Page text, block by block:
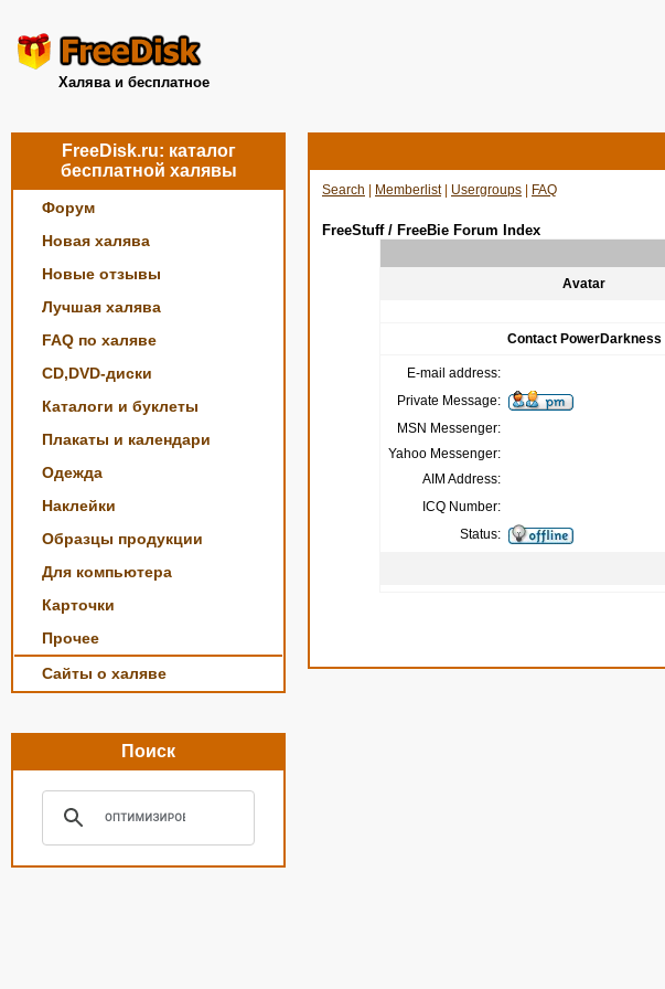
Халява и бесплатное
FreeDisk.ru: каталог
бесплатной халявы
Форум
Новая халява
Новые отзывы
Лучшая халява
FAQ по халяве
CD,DVD-диски
Каталоги и буклеты
Плакаты и календари
Одежда
Наклейки
Образцы продукции
Для компьютера
Карточки
Прочее
Сайты о халяве
Поиск
Search Memberlist| Usergroups FAQ
FreeStuff / FreeBie Forum Index
Avatar
Contact PowerDarkness
E-mail address:
Private Message:
MSN Messenger:
Yahoo Messenger:
AIM Address:
ICQ Number:
Status: